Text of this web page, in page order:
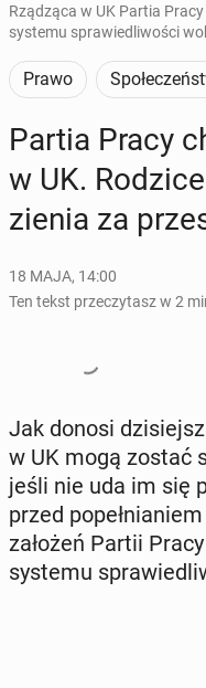
Rządząca w UK Partia
systemu sprawiedliwości
Prawo
Partia Pracy
w UK.
zie­nia za
18 MAJA, 14:00
Ten tekst przeczytasz w 2
Jak donosi
w UK mogą zostać
jeśli nie uda im się
przed
założeń Partii
systemu